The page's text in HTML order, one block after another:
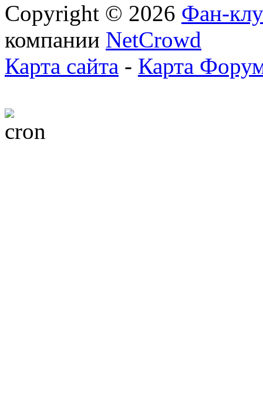
Copyright © 2026 Фан-
компании NetCrowd
Карта сайта - Карта